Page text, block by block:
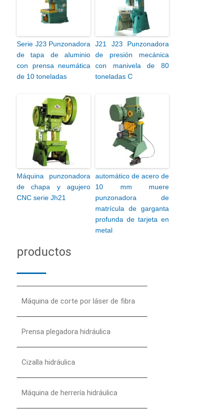
Serie J23 Punzonadora
de tapa de aluminio
con prensa neumática
de 10 toneladas
J21 J23 Punzonadora
de presión mecánica
con manivela de 80
toneladas C
Máquina punzonadora
de chapa y agujero
CNC serie Jh21
automático de acero de
10 mm muere
punzonadora de
matrícula de garganta
profunda de tarjeta en
metal
productos
Máquina de corte por láser de fibra
Prensa plegadora hidráulica
Cizalla hidráulica
Máquina de herrería hidráulica